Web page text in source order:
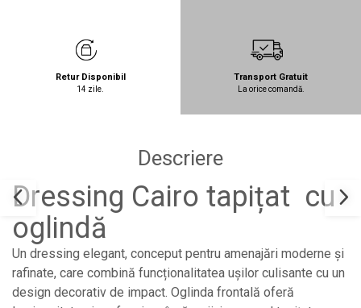
Retur Disponibil
14 zile.
Transport Gratuit
La orice comandă.
Descriere
Dressing Cairo tapițat cu
oglindă
Un dressing elegant, conceput pentru amenajări moderne și
rafinate, care combină funcționalitatea ușilor culisante cu un
design decorativ de impact. Oglinda frontală oferă